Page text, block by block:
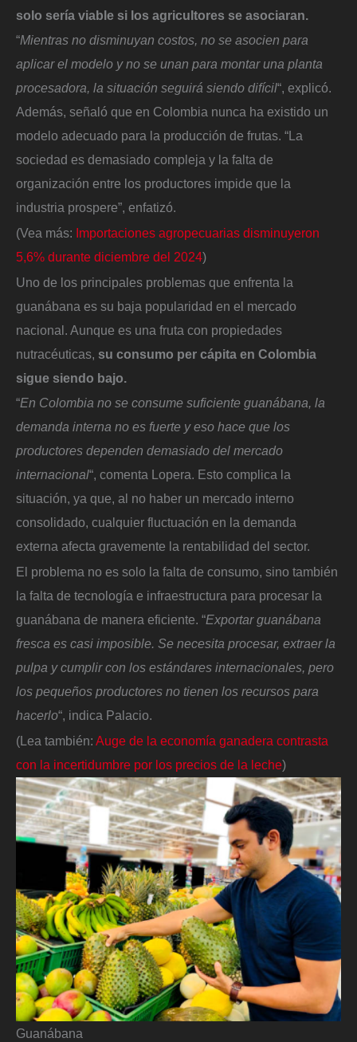
solo sería viable si los agricultores se asociaran.
“Mientras no disminuyan costos, no se asocien para
aplicar el modelo y no se unan para montar una planta
procesadora, la situación seguirá siendo difícil“, explicó.
Además, señaló que en Colombia nunca ha existido un
modelo adecuado para la producción de frutas. “La
sociedad es demasiado compleja y la falta de
organización entre los productores impide que la
industria prospere”, enfatizó.
(Vea más: Importaciones agropecuarias disminuyeron
5,6% durante diciembre del 2024)
Uno de los principales problemas que enfrenta la
guanábana es su baja popularidad en el mercado
nacional. Aunque es una fruta con propiedades
nutracéuticas, su consumo per cápita en Colombia
sigue siendo bajo.
“En Colombia no se consume suficiente guanábana, la
demanda interna no es fuerte y eso hace que los
productores dependen demasiado del mercado
internacional“, comenta Lopera. Esto complica la
situación, ya que, al no haber un mercado interno
consolidado, cualquier fluctuación en la demanda
externa afecta gravemente la rentabilidad del sector.
El problema no es solo la falta de consumo, sino también
la falta de tecnología e infraestructura para procesar la
guanábana de manera eficiente. “Exportar guanábana
fresca es casi imposible. Se necesita procesar, extraer la
pulpa y cumplir con los estándares internacionales, pero
los pequeños productores no tienen los recursos para
hacerlo“, indica Palacio.
(Lea también: Auge de la economía ganadera contrasta
con la incertidumbre por los precios de la leche)
Guanábana